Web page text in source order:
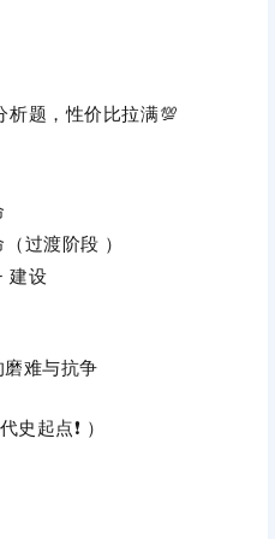
题，性价比拉满💯
过渡阶段 ）
建设
难与抗争
起点❗️ ）